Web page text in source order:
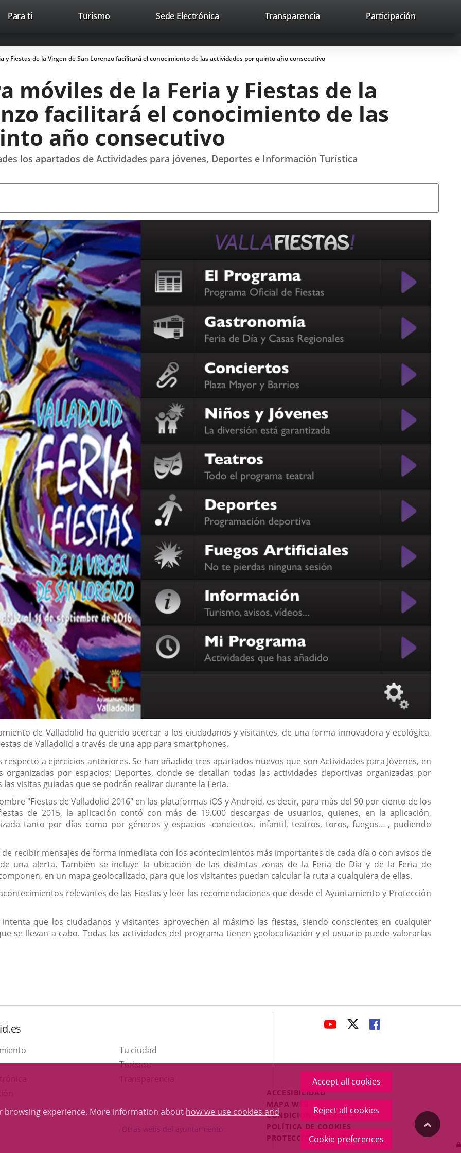
browsing experience. More information about how we use cookies and
Accept all cookies
Reject all cookies
Cookie preferences
Trabaja con nosotros Contacto avaHeaderSocial
Link
external
application.
Link
external
application.
Link
external
application.
Search
Para ti TurismoThis
open
in
pop-
up
window.
Sede ElectrónicaLink
application.
Transparencia Participación
y Fiestas de la Virgen de San Lorenzo facilitará el conocimiento de las actividades por quinto año consecutivo
móviles de la Feria y Fiestas de la
facilitará el conocimiento de las
año consecutivo
los apartados de Actividades para jóvenes, Deportes e Información Turística
de Valladolid ha querido acercar a los ciudadanos y visitantes, de una forma innovadora y ecológica,
de Valladolid a través de una app para smartphones.
a ejercicios anteriores. Se han añadido tres apartados nuevos que son Actividades para Jóvenes, en
organizadas por espacios; Deportes, donde se detallan todas las actividades deportivas organizadas por
visitas guiadas que se podrán realizar durante la Feria.
"Fiestas de Valladolid 2016" en las plataformas iOS y Android, es decir, para más del 90 por ciento de los
de 2015, la aplicación contó con más de 19.000 descargas de usuarios, quienes, en la aplicación,
tanto por días como por géneros y espacios -conciertos, infantil, teatros, toros, fuegos…-, pudiendo
recibir mensajes de forma inmediata con los acontecimientos más importantes de cada día o con avisos de
una alerta. También se incluye la ubicación de las distintas zonas de la Feria de Día y de la Feria de
en un mapa geolocalizado, para que los visitantes puedan calcular la ruta a cualquiera de ellas.
relevantes de las Fiestas y leer las recomendaciones que desde el Ayuntamiento y Protección
que los ciudadanos y visitantes aprovechen al máximo las fiestas, siendo conscientes en cualquier
se llevan a cabo. Todas las actividades del programa tienen geolocalización y el usuario puede valorarlas
Tu ciudad
TurismoThis
open
external
Otras webs del ayuntamiento
LINK
APPLICATION.
LINK
APPLICATION.
LINK
APPLICATION.
Menú
Legal
Footer
ACCESIBILIDAD
MAPA WEB
CONDICIONES LEGALES
POLÍTICA DE COOKIES
PROTECCIÓN DE DATOS
"Back